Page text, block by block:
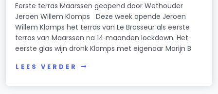
Eerste terras Maarssen geopend door Wethouder
Jeroen Willem Klomps Deze week opende Jeroen
Willem Klomps het terras van Le Brasseur als eerste
terras van Maarssen na 14 maanden lockdown. Het
eerste glas wijn dronk Klomps met eigenaar Marijn B
LEES VERDER